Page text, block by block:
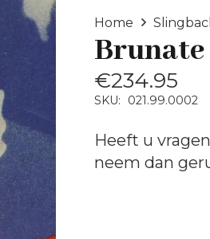
Home
Brunate
€234.95
SKU: 021.99.0002
Heeft u
neem dan